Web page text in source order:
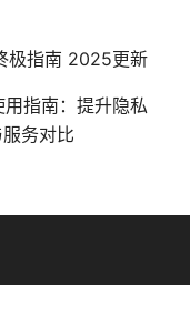
极指南 2025更新
指南：提升隐私
务对比